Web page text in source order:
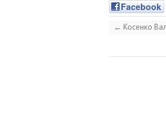
Facebook
← Косенко